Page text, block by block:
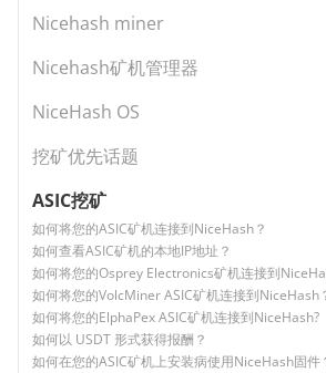
Nicehash miner
Nicehash矿机管理器
NiceHash OS
挖矿优先话题
ASIC挖矿
如何将您的ASIC矿机连接到NiceHash？
如何查看ASIC矿机的本地IP地址？
如何将您的Osprey Electronics矿机连接到
如何将您的VolcMiner ASIC矿机连接到NiceHash
如何将您的ElphaPex ASIC矿机连接到NiceHash?
如何以 USDT 形式获得报酬？
如何在您的ASIC矿机上安装病使用NiceHash固件